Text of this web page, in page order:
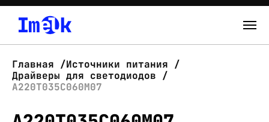
О нас
Главная
Источники питания
Драйверы для светодиодов
А220Т035С060М07